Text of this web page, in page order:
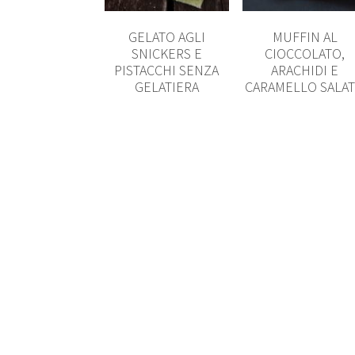
GELATO AGLI
SNICKERS E
PISTACCHI SENZA
GELATIERA
MUFFIN AL
CIOCCOLATO,
ARACHIDI E
CARAMELLO